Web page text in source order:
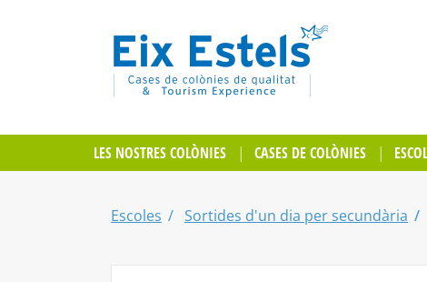
LES NOSTRES COLÒNIES
CASES DE COLÒNIES
Escoles Sortides d'un dia per secundària